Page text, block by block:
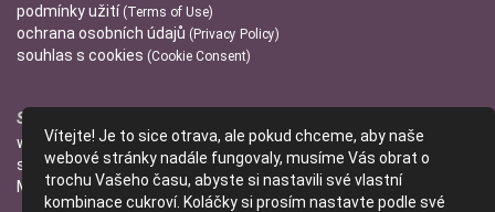
podmínkyužití (Terms of Use)
ochrana osobních údajů (Privacy Policy)
souhlas s cookies (Cookie Consent)
Správci
wendulka
slniecko
Mitzi
Vítejte! Je to sice otrava, ale pokud chceme, aby naše
webové stránky nadále fungovaly, musíme Vás obrat o
trochu Vašeho času, abyste si nastavili své vlastní
kombinace cukroví. Koláčky si prosím nastavte podle své